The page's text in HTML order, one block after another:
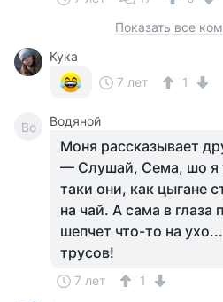
Показать все
Кука
7 лет
1
Во Водяной
Моня рассказывает
— Слушай, Сема, шо я
таки они, как цыгане
на чай. А сама в глаза
шепчет что-то на
трусов!
7 лет
1